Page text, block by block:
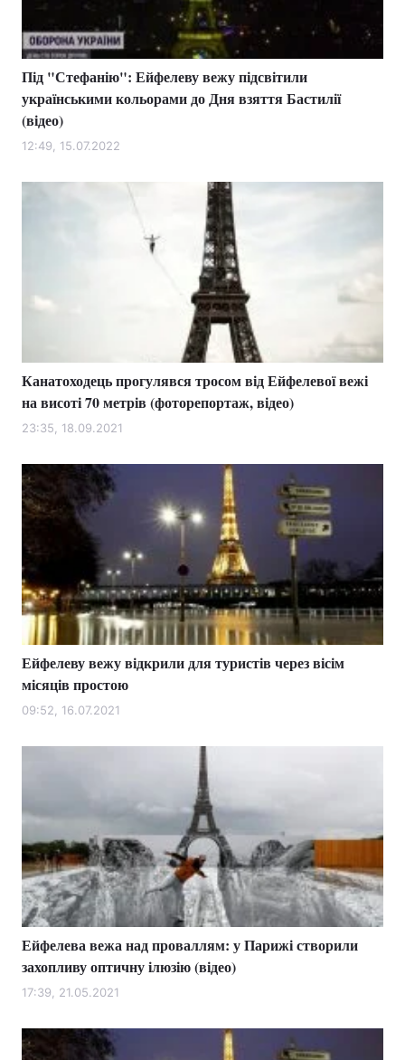
Вакансії
Контакти
Послуги
Під "Стефанію": Ейфелеву вежу підсвітили
українськими кольорами до Дня взяття Бастилії
(відео)
12:49, 15.07.2022
Канатоходець прогулявся тросом від Ейфелевої вежі
на висоті 70 метрів (фоторепортаж, відео)
23:35, 18.09.2021
Ейфелеву вежу відкрили для туристів через вісім
місяців простою
09:52, 16.07.2021
Ейфелева вежа над проваллям: у Парижі створили
захопливу оптичну ілюзію (відео)
17:39, 21.05.2021